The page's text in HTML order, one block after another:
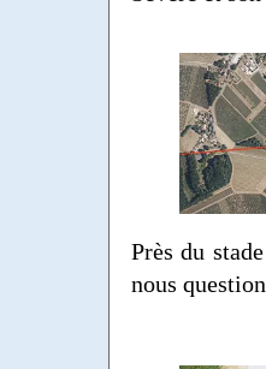
Près du
nous